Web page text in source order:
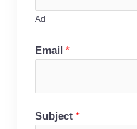
Ad
Email *
Subject *